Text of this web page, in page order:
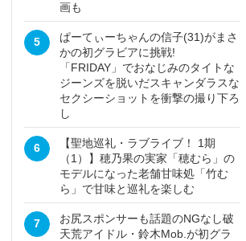
画も
5
ぱーてぃーちゃんの信子(31)がまさ
かの初グラビアに挑戦!
「FRIDAY」でおなじみのタイトな
ジーンズを脱いだスキャンダラスな
セクシーショットを衝撃の撮り下ろ
し
6
【聖地巡礼・ラブライブ！ 1期
（1）】穂乃果の実家「穂むら」の
モデルになった老舗甘味処「竹む
ら」で甘味と巡礼を楽しむ
7
お尻スポンサーも話題のNGなし破
天荒アイドル・鈴木Mob.が初グラ